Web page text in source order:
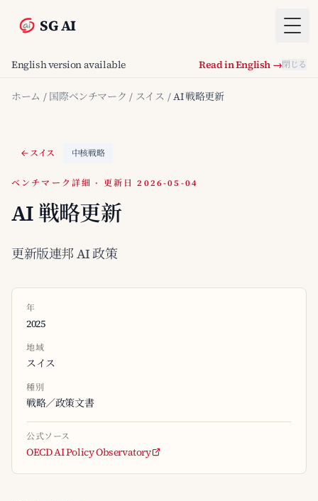
SG AI
English version available Read in English →閉じる
ホーム / 国際ベンチマーク / スイス / AI 戦略更新
スイス 中核戦略
ベンチマーク詳細 · 更新日 2026-05-04
AI 戦略更新
更新版連邦 AI 政策
年
2025
地域
スイス
種別
戦略／政策文書
公式ソース
OECD AI Policy Observatory